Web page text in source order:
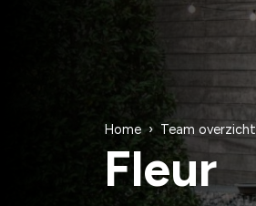
Home Team overzicht
Fleur